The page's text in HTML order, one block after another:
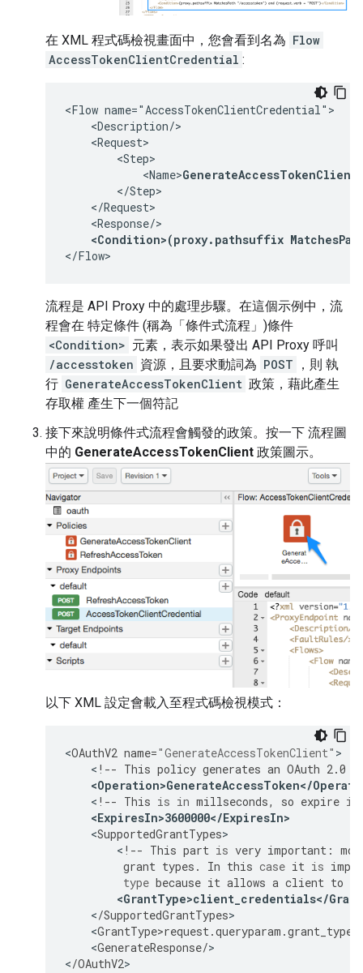
在 XML 程式碼檢視畫面中，您會看到名為 Flow
AccessTokenClientCredential :
<Flow name="AccessTokenClientCredential">
    <Description/>
    <Request>
        <Step>
            <Name>
GenerateAccessTokenClient
        </Step>
    </Request>
    <Response/>
<Condition>(proxy.pathsuffix
</Flow>
流程是 API Proxy 中的處理步驟。在這個示例中，流
程會在 特定條件 (稱為「條件式流程」 )條件
<Condition> 元素，表示如果發出 API Proxy 呼叫
/accesstoken 資源，且要求動詞為 POST
，則 執
行 GenerateAccessTokenClient 政策，藉此產生
存取權 產生下一個符記
接下來說明條件式流程會觸發的政策。按一下 流程圖
中的 GenerateAccessTokenClient 政策圖示。
以下 XML 設定會載入至程式碼檢視模式：
<OAuthV2 name="GenerateAccessTokenClient"
< ! -- This policy generates an OAuth 2.0
<Operation>GenerateAccessToken</
< ! -- This is in millseconds, so expire in
<ExpiresIn>3600000</ExpiresIn>
<SupportedGrantTypes
< ! -- This part is very important :
grant types . In this case it is
type because it allows a client to
<GrantType>client_credentials</
</SupportedGrantTypes
<GrantType>request.queryparam .grant_type
<GenerateResponse/>
</OAuthV2>